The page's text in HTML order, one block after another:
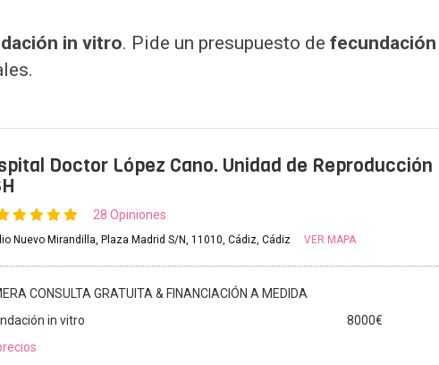
in vitro. Pide un presupuesto de
Doctor López Cano. Unidad de Reproducción
28 Opiniones
Nuevo Mirandilla, Plaza Madrid S/N, 11010, Cádiz, Cádiz VER MAPA
CONSULTA GRATUITA & FINANCIACIÓN A MEDIDA
in vitro
8000€